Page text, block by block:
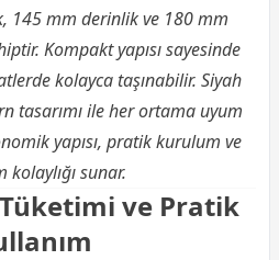
145 mm derinlik ve 180 mm
Kompakt yapısı sayesinde
kolayca taşınabilir. Siyah
tasarımı ile her ortama uyum
yapısı, pratik kurulum ve
kolaylığı sunar.
ve Pratik